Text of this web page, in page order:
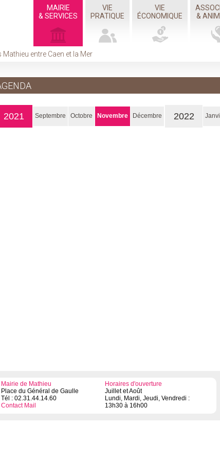
MAIRIE
& SERVICES
VIE
PRATIQUE
VIE
ÉCONOMIQUE
&
Mathieu entre Caen et la Mer
2021 Septembre Octobre Novembre Décembre 2022
Mairie de Mathieu
Place du Général de Gaulle
Tél : 02.31.44.14.60
Contact Mail
Horaires d'ouverture
Juillet et Août
Lundi, Mardi, Jeudi, Vendredi :
13h30 à 16h00